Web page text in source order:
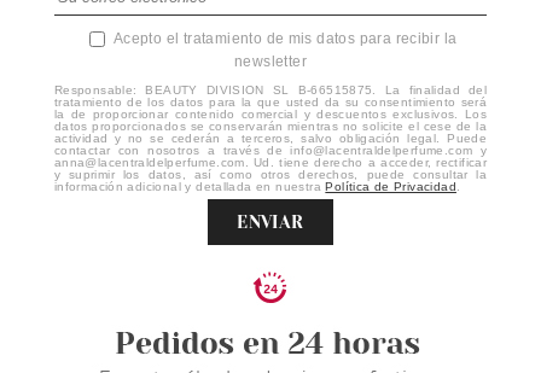
Acepto el tratamiento de mis datos para recibir la
newsletter
Responsable: BEAUTY DIVISION SL B-66515875. La finalidad del
tratamiento de los datos para la que usted da su consentimiento será
la de proporcionar contenido comercial y descuentos exclusivos. Los
datos proporcionados se conservarán mientras no solicite el cese de la
actividad y no se cederán a terceros, salvo obligación legal. Puede
contactar con nosotros a través de info@lacentraldelperfume.com y
anna@lacentraldelperfume.com. Ud. tiene derecho a acceder, rectificar
y suprimir los datos, así como otros derechos, puede consultar la
información adicional y detallada en nuestraPolítica de Privacidad
ENVIAR